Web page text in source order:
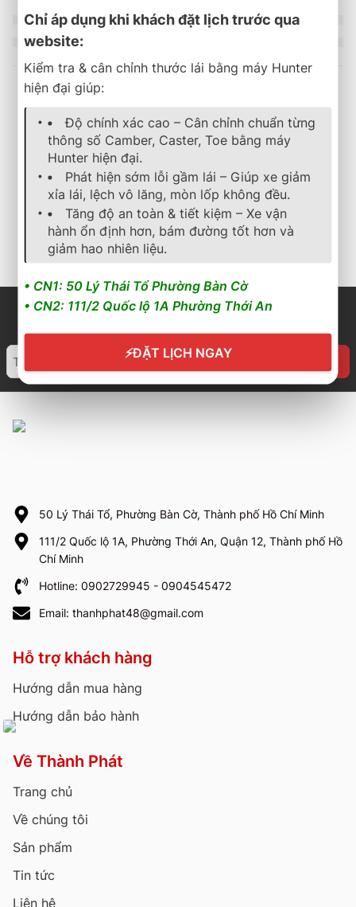
Sản phẩm tương tự
lốp xe bridgestone turanza , mới nhất
LỐP XE BRIDGESTONE 195/65R15 TURANZA T06
2.150.000 ₫
Cần nhận báo giá mới
nhất? Nhấn vào đây để
trao đổi ngay
lốp xe bridgestone,turanza
LỐP XE BRIDGESTONE
2.700.000₫ 2.350.000
Cần nhận báo giá mới
Chỉ áp dụng khi khách đặt lịch trước qua
website:
Kiểm tra & cân chỉnh thước lái bằng máy Hunter
hiện đại giúp:
Độ chính xác cao – Cân chỉnh chuẩn từng
thông số Camber, Caster, Toe bằng máy
Hunter hiện đại.
Phát hiện sớm lỗi gầm lái – Giúp xe giảm
xỉa lái, lệch vô lăng, mòn lốp không đều.
Tăng độ an toàn & tiết kiệm – Xe vận
hành ổn định hơn, bám đường tốt hơn và
giảm hao nhiên liệu.
• CN1: 50 Lý Thái Tổ Phường Bàn Cờ
• CN2: 111/2 Quốc lộ 1A Phường Thới An
⚡ĐẶT LỊCH NGAY
50 Lý Thái Tổ, Phường Bàn Cờ, Thành phố Hồ Chí Minh
111/2 Quốc lộ 1A, Phường Thới An, Quận 12, Thành phố Hồ
Chí Minh
Hotline: 0902729945 - 0904545472
Email: thanhphat48@gmail.com
Hỗ trợ khách hàng
Hướng dẫn mua hàng
Hướng dẫn bảo hành
Về Thành Phát
Trang chủ
Về chúng tôi
Sản phẩm
Tin tức
Liên hệ